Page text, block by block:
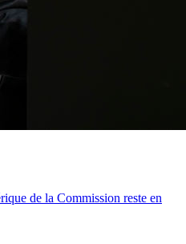
de la Commission reste en